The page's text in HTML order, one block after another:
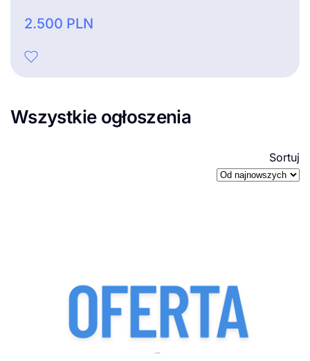
2.500 PLN
Wszystkie ogłoszenia
Sortuj